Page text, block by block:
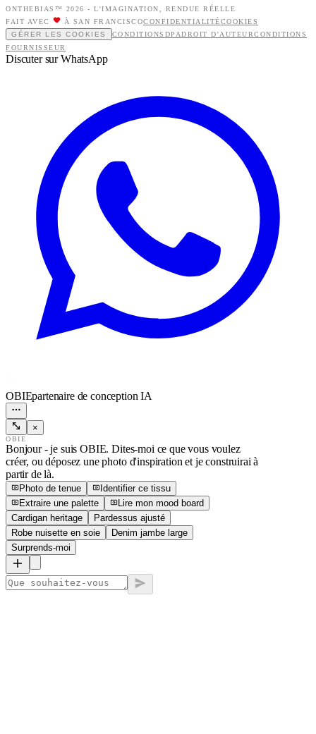
ONTHEBIAS™ 2026 - L'IMAGINATION, RENDUE RÉELLE
FAIT AVEC
À SAN FRANCISCOCONFIDENTIALITÉCOOKIES
GÉRER LES COOKIES
CONDITIONS DPADROIT D'AUTEURCONDITIONS
FOURNISSEUR
Discuter sur WhatsApp
OBIEpartenaire de conception IA
×
OBIE
Bonjour - je suis OBIE. Dites-moi ce que vous voulez
créer, ou déposez une photo d'inspiration et je construirai à
partir de là.
Photo de tenue
Identifier ce tissu
Extraire une palette
Lire mon mood board
Cardigan heritage
Pardessus ajusté
Robe nuisette en soie
Denim jambe large
Surprends-moi